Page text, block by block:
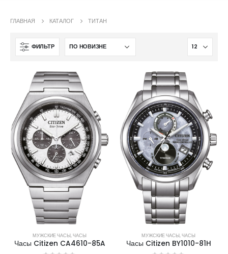
ГЛАВНАЯ КАТАЛОГ ТИТАН
ФИЛЬТР
МУЖСКИЕ ЧАСЫ,ЧАСЫ
Часы Citizen CA4610-85A
МУЖСКИЕ ЧАСЫ,ЧАСЫ
Часы Citizen BY1010-81H